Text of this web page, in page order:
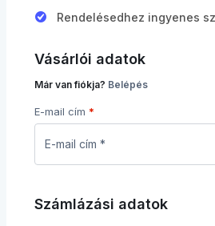
Rendelésedhez ingyenes
Vásárlói adatok
Már van fiókja? Belépés
E-mail cím *
Számlázási adatok